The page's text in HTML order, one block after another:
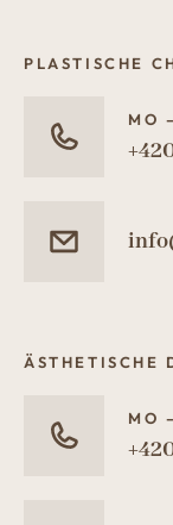
PLASTISCHE
MO
ÄSTHETISCHE
MO